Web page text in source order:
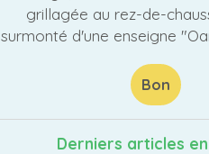
grillagée au rez-de-
surmonté d'une enseigne
Bon
Derniers articles